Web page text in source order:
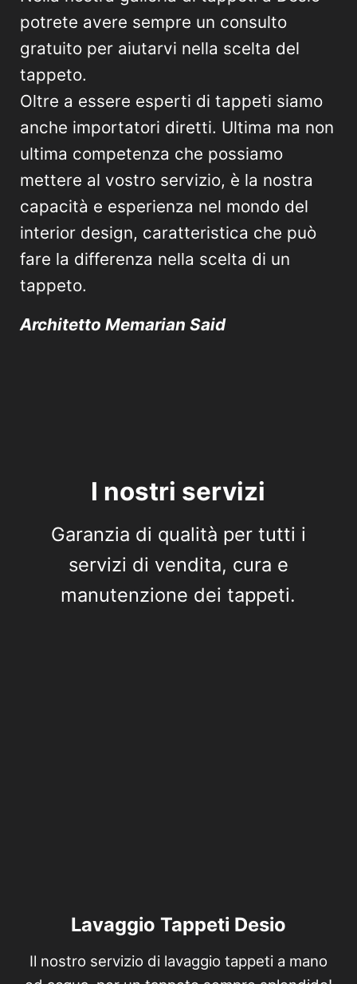
potrete avere sempre un consulto
gratuito per aiutarvi nella scelta del
tappeto.
Oltre a essere esperti di tappeti siamo
anche importatori diretti. Ultima ma non
ultima competenza che possiamo
mettere al vostro servizio, è la nostra
capacità e esperienza nel mondo del
interior design, caratteristica che può
fare la differenza nella scelta di un
tappeto.
Architetto Memarian Said
I nostri servizi
Garanzia di qualità per tutti i
servizi di vendita, cura e
manutenzione dei tappeti.
Lavaggio Tappeti Desio
Il nostro servizio di lavaggio tappeti a mano